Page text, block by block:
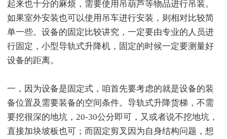
起来也十分的麻烦，需要使用吊葫芦等物品进行吊装。
如果室外安装也可以使用吊车进行安装，则相对比较简
单一些。设备的固定比较讲究，一定要由专业的人员进
行固定，小型导轨式升降机，固定的时候一定要测量好
设备的距离。
一，因为设备是固定式，咱首先要考虑的就是设备的装
备位置及需要装备的空间条件。导轨式升降货梯，不需
要挖很深的地坑，20-30公分即可，又或者说不挖地坑，
直接加块坡板也可；而固定剪叉因为自身结构问题，想